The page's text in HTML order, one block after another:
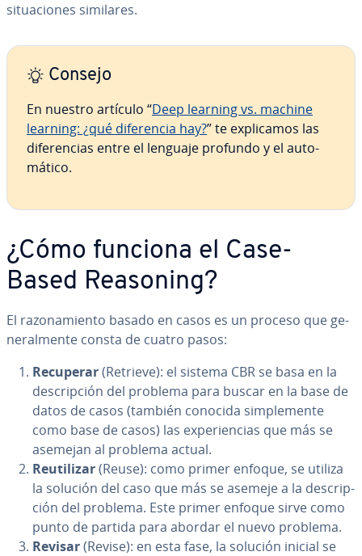
si­tua­cio­nes similares.
Consejo
En nuestro artículo “Deep learning vs. machine
learning: ¿qué di­fe­re­n­cia hay?” te ex­pli­ca­mos las
di­fe­re­n­cias entre el lenguaje profundo y el au­to­
má­ti­co.
¿Cómo funciona el Case-
Based Reasoning?
El ra­zo­na­mie­n­to basado en casos es un proceso que ge­
ne­ra­l­me­n­te consta de cuatro pasos:
Recuperar(Retrieve): el sistema CBR se basa en la
de­s­cri­p­ción del problema para buscar en la base de
datos de casos (también conocida si­m­ple­me­n­te
como base de casos) las ex­pe­rie­n­cias que más se
asemejan al problema actual.
Re­uti­li­zar(Reuse): como primer enfoque, se utiliza
la solución del caso que más se asemeje a la de­s­cri­p­
ción del problema. Este primer enfoque sirve como
punto de partida para abordar el nuevo problema.
Revisar(Revise): en esta fase, la solución inicial se